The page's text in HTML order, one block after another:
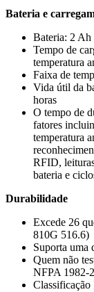
Bateria e
Bateria: 2 Ah
Tempo de
temperatura
Faixa de
Vida útil da
horas
O tempo de
fatores
temperatura
RFID,
bateria e
Durabilidade
Excede 26
810G 516.6)
Suporta uma
Quem não
NFPA 1982-
Classificação